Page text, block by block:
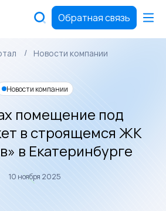
Обратная связь
Новости компании
Новости компании
помещение под
в строящемся ЖК
в Екатеринбурге
10 ноября 2025